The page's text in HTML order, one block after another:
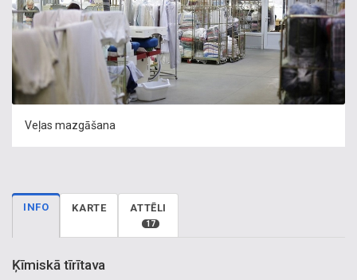
Veļas mazgāšana
INFO KARTE ATTĒLI
17
Ķīmiskā tīrītava